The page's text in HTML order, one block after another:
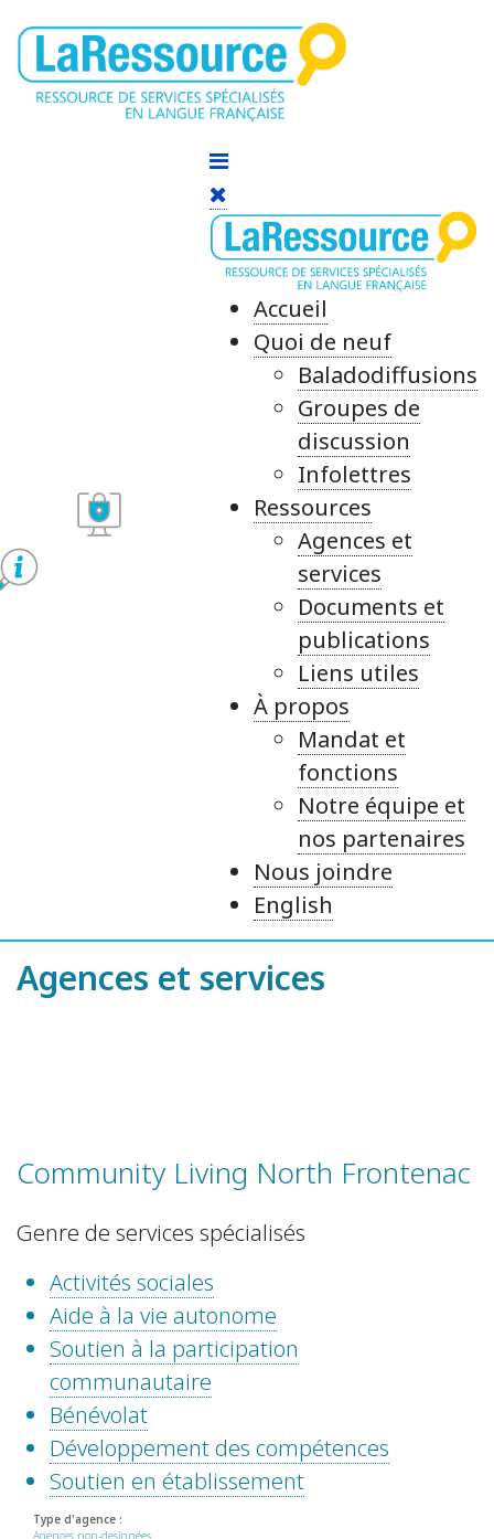
Accueil
Quoi de neuf
Baladodiffusions
Groupes de
discussion
Infolettres
Ressources
Agences et
services
Documents et
publications
Liens utiles
À propos
Mandat et
fonctions
Notre équipe et
nos partenaires
Nous joindre
English
Agences et services
Community Living North Frontenac
Genre de services spécialisés
Activités sociales
Aide à la vie autonome
Soutien à la participation
communautaire
Bénévolat
Développement des compétences
Soutien en établissement
Type d'agence :